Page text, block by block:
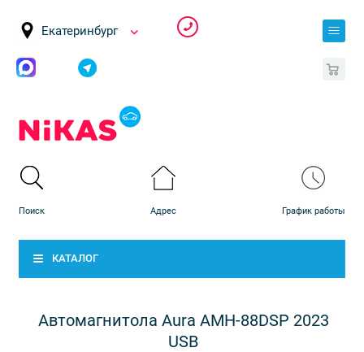
Екатеринбург
КАТАЛОГ
Автомагнитола Aura AMH-88DSP 2023
USB